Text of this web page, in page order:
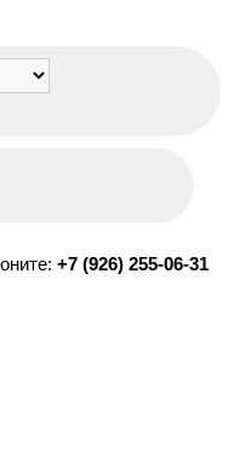
+7 (926) 255-06-31